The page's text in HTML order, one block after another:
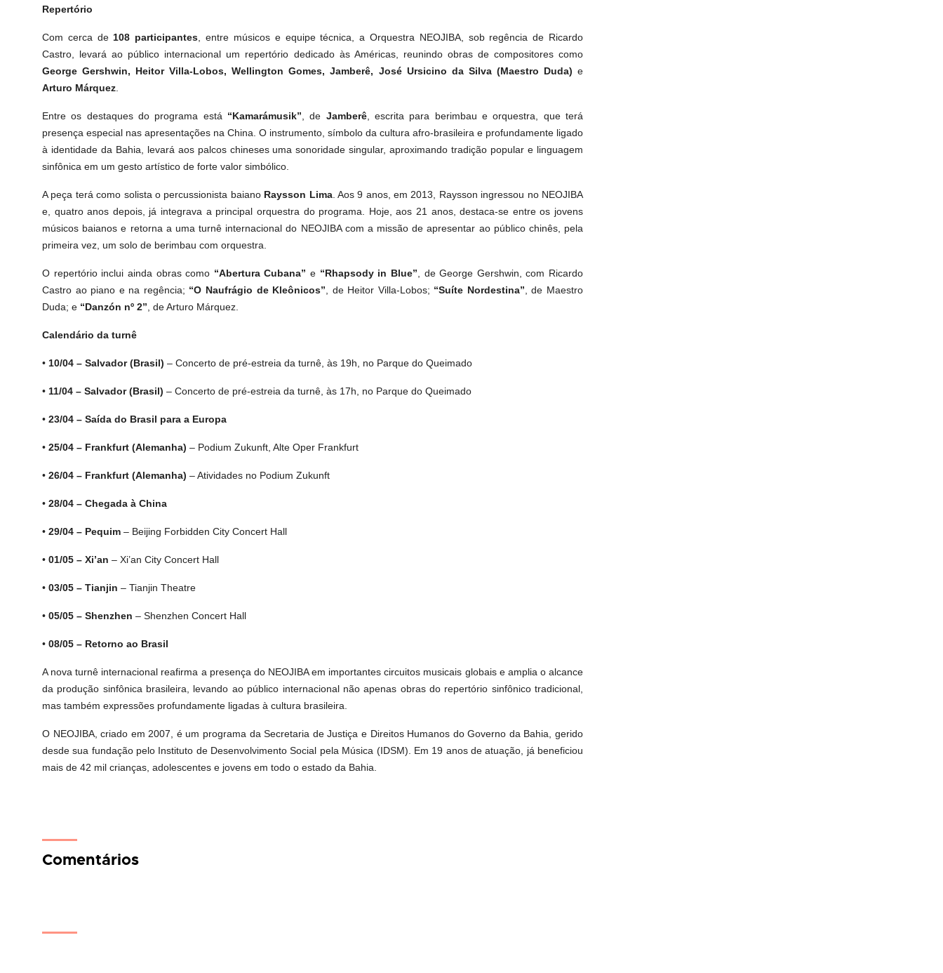
Repertório
Com cerca de 108 participantes , entre músicos e equipe técnica, a Orquestra NEOJIBA, sob regência de Ricardo
Castro, levará ao público internacional um repertório dedicado às Américas, reunindo obras de compositores como
George Gershwin, Heitor Villa-Lobos, Wellington Gomes, Jamberê, José Ursicino da Silva (Maestro Duda) e
Arturo Márquez
Entre os destaques do programa está “Kamarámusik” , de Jamberê, escrita para berimbau e orquestra, que terá
presença especial nas apresentações na China. O instrumento, símbolo da cultura afro-brasileira e profundamente ligado
à identidade da Bahia, levará aos palcos chineses uma sonoridade singular, aproximando tradição popular e linguagem
sinfônica em um gesto artístico de forte valor simbólico.
A peça terá como solista o percussionista baiano Raysson Lima. Aos 9 anos, em 2013, Raysson ingressou no NEOJIBA
e, quatro anos depois, já integrava a principal orquestra do programa. Hoje, aos 21 anos, destaca-se entre os jovens
músicos baianos e retorna a uma turnê internacional do NEOJIBA com a missão de apresentar ao público chinês, pela
primeira vez, um solo de berimbau com orquestra.
O repertório inclui ainda obras como “Abertura Cubana” e “Rhapsody in Blue” , de George Gershwin, com Ricardo
Castro ao piano e na regência; “O Naufrágio de Kleônicos” , de Heitor Villa-Lobos; “Suíte Nordestina” , de Maestro
Duda; e “Danzón nº 2” , de Arturo Márquez.
Calendário da turnê
• 10/04 – Salvador (Brasil) – Concerto de pré-estreia da turnê, às 19h, no Parque do Queimado
• 11/04 – Salvador (Brasil) – Concerto de pré-estreia da turnê, às 17h, no Parque do Queimado
•23/04 – Saída do Brasil para a Europa
•25/04 – Frankfurt (Alemanha) – Podium Zukunft, Alte Oper Frankfurt
•26/04 – Frankfurt (Alemanha) – Atividades no Podium Zukunft
•28/04 – Chegada à China
•29/04 – Pequim – Beijing Forbidden City Concert Hall
•01/05 – Xi’an – Xi’an City Concert Hall
•03/05 – Tianjin – Tianjin Theatre
•05/05 –Shenzhen – Shenzhen Concert Hall
•08/05 – Retorno ao Brasil
A nova turnê internacional reafirma a presença do NEOJIBA em importantes circuitos musicais globais e amplia o alcance
da produção sinfônica brasileira, levando ao público internacional não apenas obras do repertório sinfônico tradicional,
mas também expressões profundamente ligadas à cultura brasileira.
O NEOJIBA, criado em 2007, é um programa da Secretaria de Justiça e Direitos Humanos do Governo da Bahia, gerido
desde sua fundação pelo Instituto de Desenvolvimento Social pela Música (IDSM). Em 19 anos de atuação, já beneficiou
mais de 42 mil crianças, adolescentes e jovens em todo o estado da Bahia.
Comentários